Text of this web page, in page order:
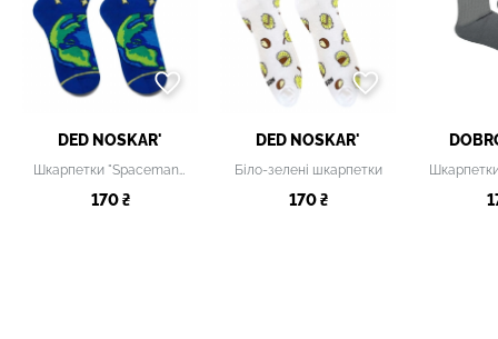
DED NOSKAR'
Шкарпетки "Spaceman" жіночі
170 ₴
DED NOSKAR'
Біло-зелені шкарпетки
170 ₴